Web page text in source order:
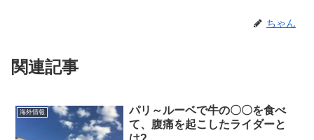
ちゃん
関連記事
海外情報
パリ～ルーベで牛の〇〇を食べ
て、腹痛を起こしたライダーと